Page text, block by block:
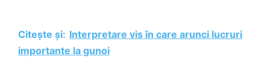
Citește și: Interpretare vis în care arunci lucruri
importante la gunoi